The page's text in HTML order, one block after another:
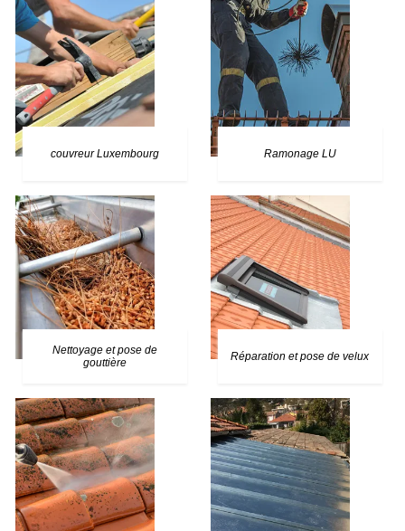
couvreur Luxembourg Ramonage LU
Nettoyage et pose de
gouttière
Réparation et pose de velux